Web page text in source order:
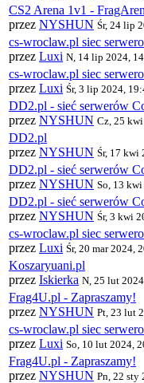
CS2 Arena 1v1 -
przez NYSHUN Śr, 24 lip
cs-wroclaw.pl siec
przez Luxi N, 14 lip 2024,
cs-wroclaw.pl siec
przez Luxi Śr, 3 lip 2024,
DD2.pl - sieć serwerów
przez NYSHUN Cz, 25
DD2.pl
przez NYSHUN Śr, 17 kwi
DD2.pl - sieć serwerów
przez NYSHUN So, 13
DD2.pl - sieć serwerów
przez NYSHUN Śr, 3 kwi
cs-wroclaw.pl siec
przez Luxi Śr, 20 mar 2024,
Koszaryuani.pl
przez Iskierka N, 25 lut
Frag4U.pl - Zapraszamy!
przez NYSHUN Pt, 23 lut
cs-wroclaw.pl siec
przez Luxi So, 10 lut 2024,
Frag4U.pl - Zapraszamy!
przez NYSHUN Pn, 22 sty